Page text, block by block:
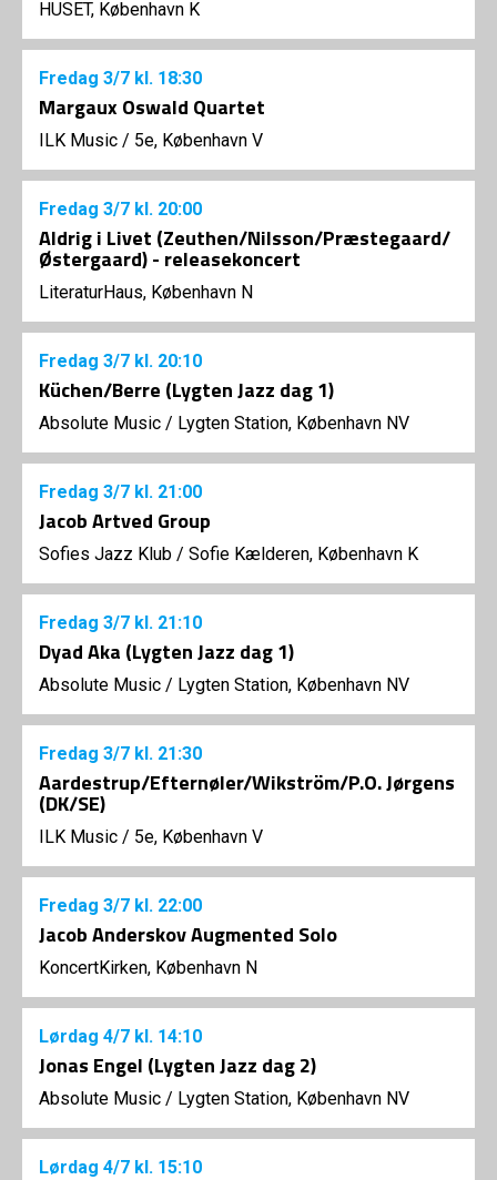
HUSET, København K
Fredag 3/7 kl. 18:30
Margaux Oswald Quartet
ILK Music / 5e, København V
Fredag 3/7 kl. 20:00
Aldrig i Livet (Zeuthen/Nilsson/Præstegaard/
Østergaard) - releasekoncert
LiteraturHaus, København N
Fredag 3/7 kl. 20:10
Küchen/Berre (Lygten Jazz dag 1)
Absolute Music / Lygten Station, København NV
Fredag 3/7 kl. 21:00
Jacob Artved Group
Sofies Jazz Klub / Sofie Kælderen, København K
Fredag 3/7 kl. 21:10
Dyad Aka (Lygten Jazz dag 1)
Absolute Music / Lygten Station, København NV
Fredag 3/7 kl. 21:30
Aardestrup/Efternøler/Wikström/P.O. Jørgens
(DK/SE)
ILK Music / 5e, København V
Fredag 3/7 kl. 22:00
Jacob Anderskov Augmented Solo
KoncertKirken, København N
Lørdag 4/7 kl. 14:10
Jonas Engel (Lygten Jazz dag 2)
Absolute Music / Lygten Station, København NV
Lørdag 4/7 kl. 15:10